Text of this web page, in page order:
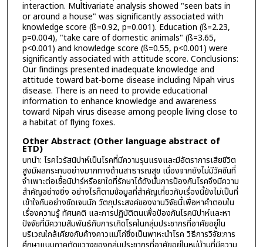
interaction. Multivariate analysis showed "seen bats in
or around a house" was significantly associated with
knowledge score (ß=0.92, p=0.001). Education (ß=2.23,
p=0.004), "take care of domestic animals" (ß=3.65,
p<0.001) and knowledge score (ß=0.55, p<0.001) were
significantly associated with attitude score. Conclusions:
Our findings presented inadequate knowledge and
attitude toward bat-borne disease including Nipah virus
disease. There is an need to provide educational
information to enhance knowledge and awareness
toward Nipah virus disease among people living close to
a habitat of flying foxes.
Other Abstract (Other language abstract of
ETD)
บทนำ: โรคไวรัสนิปาห์เป็นโรคที่มีความรุนแรงและมีอัตราการเสียชีวิต
สูงมีผลกระทบอย่างมากทางด้านสาธารณสุข เนื่องจากยังไม่มีวัคซีนที่
จำเพาะต่อเชื้อนิปาร์หรือยาใดที่รักษาได้ดังนั้นการป้องกันโรคจึงมีความ
สำคัญอย่างยิ่ง อย่างไรก็ตามข้อมูลที่สำคัญเกี่ยวกับเรื่องนี้ยังไม่เป็นที่
เข้าใจกันอย่างชัดเจนนัก วัตถุประสงค์ของงานวิจัยนี้เพื่อหาคำตอบใน
เรื่องความรู้ ทัศนคติ และการปฏิบัติตนเพื่อป้องกันโรคนิปาห์และหา
ปัจจัยที่มีความสัมพันธ์กับการเกิดโรคในกลุ่มประชากรที่อาศัยอยู่ใน
บริเวณใกล้เคียงกับค้างคาวแม่ไก่ซึ่งเป็นพาหะนำโรค วิธีการวิจัย:การ